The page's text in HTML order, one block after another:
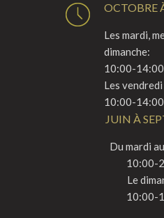
OCTOBRE
Les mardi,
dimanche:
10:00-14:00
Les
10:00-
JUIN À
Du mardi
10:00-
Le
10:00-